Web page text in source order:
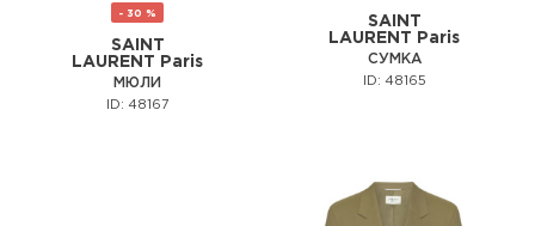
- 30 %
SAINT
LAURENT Paris
МЮЛИ
ID: 48167
SAINT
LAURENT Paris
СУМКА
ID: 48165